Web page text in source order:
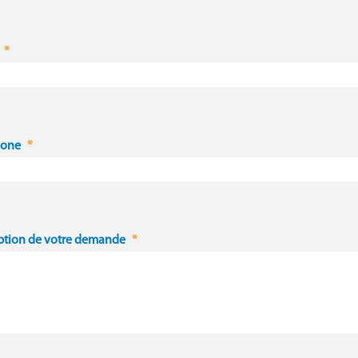
de votre demande